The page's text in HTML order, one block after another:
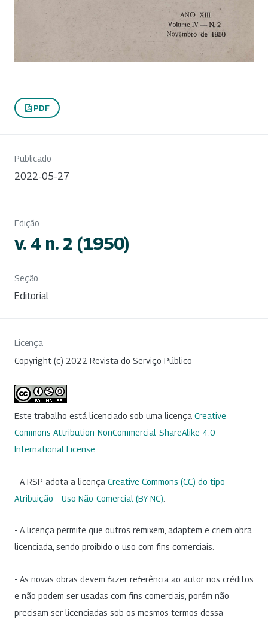
PDF
Publicado
2022-05-27
Edição
v. 4 n. 2 (1950)
Seção
Editorial
Licença
Copyright (c) 2022 Revista do Serviço Público
Este trabalho está licenciado sob uma licença Creative
Commons Attribution-NonCommercial-ShareAlike 4.0
International License
- A RSP adota a licença Creative Commons (CC) do tipo
Atribuição – Uso Não-Comercial (BY-NC)
- A licença permite que outros remixem, adaptem e criem obra
licenciada, sendo proibido o uso com fins comerciais.
- As novas obras devem fazer referência ao autor nos créditos
e não podem ser usadas com fins comerciais, porém não
precisam ser licenciadas sob os mesmos termos dessa